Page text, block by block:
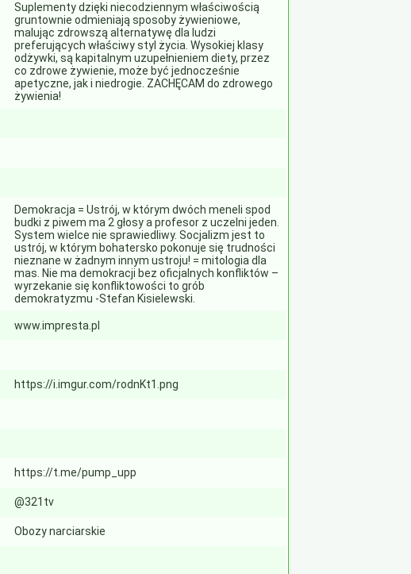
Suplementy dzięki niecodziennym właściwością
gruntownie odmieniają sposoby żywieniowe,
malując zdrowszą alternatywę dla ludzi
preferujących właściwy styl życia. Wysokiej klasy
odżywki, są kapitalnym uzupełnieniem diety, przez
co zdrowe żywienie, może być jednocześnie
apetyczne, jak i niedrogie. ZACHĘCAM do zdrowego
żywienia!
Demokracja = Ustrój, w którym dwóch meneli spod
budki z piwem ma 2 głosy a profesor z uczelni jeden.
System wielce nie sprawiedliwy. Socjalizm jest to
ustrój, w którym bohatersko pokonuje się trudności
nieznane w żadnym innym ustroju! = mitologia dla
mas. Nie ma demokracji bez oficjalnych konfliktów –
wyrzekanie się konfliktowości to grób
demokratyzmu -Stefan Kisielewski.
www.impresta.pl
https://i.imgur.com/rodnKt1.png
https://t.me/pump_upp
@321tv
Obozy narciarskie